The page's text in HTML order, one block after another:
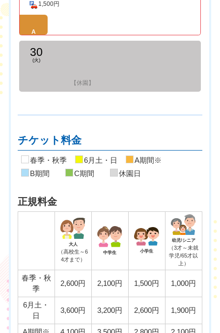
1,500円
A
30
(火)
【休園】
チケット料金
春季・秋季 6月土・日
A期間※
B期間
C期間 休園日
正規料金
大人
（高校生～6
4才まで）
中学生 小学生
幼児/シニア
（3才～未就
学児/65才以
上）
春季・秋
季
2,600円 2,100円 1,500円 1,000円
6月土・
日
3,600円 3,200円 2,600円 1,900円